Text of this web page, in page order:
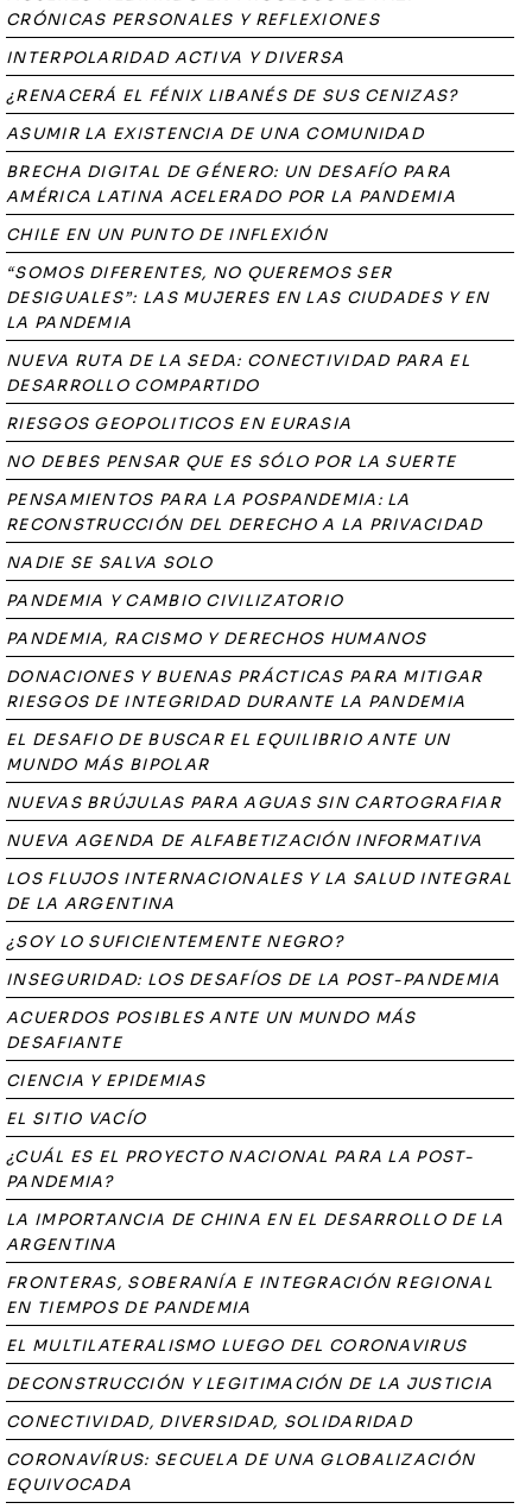
CRÓNICAS PERSONALES Y REFLEXIONES
INTERPOLARIDAD ACTIVA Y DIVERSA
¿RENACERÁ EL FÉNIX LIBANÉS DE SUS CENIZAS?
ASUMIR LA EXISTENCIA DE UNA COMUNIDAD
BRECHA DIGITAL DE GÉNERO: UN DESAFÍO PARA
AMÉRICA LATINA ACELERADO POR LA PANDEMIA
CHILE EN UN PUNTO DE INFLEXIÓN
“SOMOS DIFERENTES, NO QUEREMOS SER
DESIGUALES”: LAS MUJERES EN LAS CIUDADES Y EN
LA PANDEMIA
NUEVA RUTA DE LA SEDA: CONECTIVIDAD PARA EL
DESARROLLO COMPARTIDO
RIESGOS GEOPOLITICOS EN EURASIA
NO DEBES PENSAR QUE ES SÓLO POR LA SUERTE
PENSAMIENTOS PARA LA POSPANDEMIA: LA
RECONSTRUCCIÓN DEL DERECHO A LA PRIVACIDAD
NADIE SE SALVA SOLO
PANDEMIA Y CAMBIO CIVILIZATORIO
PANDEMIA, RACISMO Y DERECHOS HUMANOS
DONACIONES Y BUENAS PRÁCTICAS PARA MITIGAR
RIESGOS DE INTEGRIDAD DURANTE LA PANDEMIA
EL DESAFIO DE BUSCAR EL EQUILIBRIO ANTE UN
MUNDO MÁS BIPOLAR
NUEVAS BRÚJULAS PARA AGUAS SIN CARTOGRAFIAR
NUEVA AGENDA DE ALFABETIZACIÓN INFORMATIVA
LOS FLUJOS INTERNACIONALES Y LA SALUD INTEGRAL
DE LA ARGENTINA
¿SOY LO SUFICIENTEMENTE NEGRO?
INSEGURIDAD: LOS DESAFÍOS DE LA POST-PANDEMIA
ACUERDOS POSIBLES ANTE UN MUNDO MÁS
DESAFIANTE
CIENCIA Y EPIDEMIAS
EL SITIO VACÍO
¿CUÁL ES EL PROYECTO NACIONAL PARA LA POST-
PANDEMIA?
LA IMPORTANCIA DE CHINA EN EL DESARROLLO DE LA
ARGENTINA
FRONTERAS, SOBERANÍA E INTEGRACIÓN REGIONAL
EN TIEMPOS DE PANDEMIA
EL MULTILATERALISMO LUEGO DEL CORONAVIRUS
DECONSTRUCCIÓN Y LEGITIMACIÓN DE LA JUSTICIA
CONECTIVIDAD, DIVERSIDAD, SOLIDARIDAD
CORONAVÍRUS: SECUELA DE UNA GLOBALIZACIÓN
EQUIVOCADA